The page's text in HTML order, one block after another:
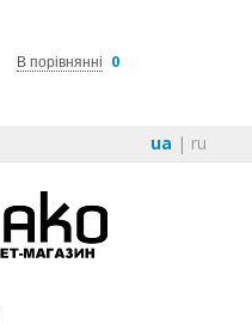
В порівнянні 0
ua | ru